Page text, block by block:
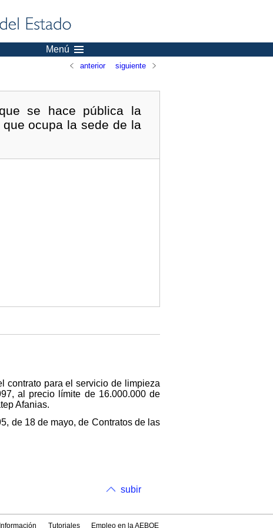
Menú
anterior siguiente
se hace pública la
ocupa la sede de la
contrato para el servicio de limpieza
al precio límite de 16.000.000 de
Afanias.
de 18 de mayo, de Contratos de las
subir
Tutoriales Empleo en la AEBOE